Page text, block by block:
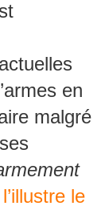
en
malgré
l’illustre le